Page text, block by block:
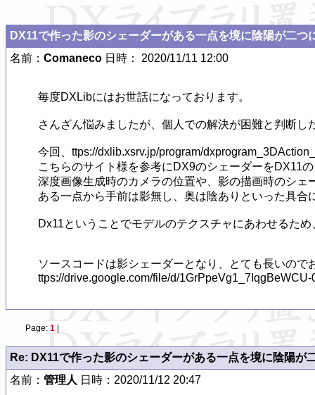
DX11で作った影のシェーダーがある一点を境に陰陽が二つ
名前： Comaneco 日時： 2020/11/11 12:00
毎度DXLibにはお世話になっております。
さんざん悩みましたが、個人での解決が困難と判断
今回、ttps://dxlib.xsrv.jp/program/
こちらのサイト様を参考にDX9のシェーダーをDX11
深度画像生成時のカメラの位置や、影の描画時のシ
ある一点から手前は影無し、奥は陰ありといった具
Dx11ということでモデルのテクスチャにあわせるた
ソースコードは影シェーダーとなり、とても長いの
ttps://drive.google.com/file/d/
Page: 1|
Re: DX11で作った影のシェーダーがある一点を境に陰陽が
名前： 管理人 日時：2020/11/12 20:47